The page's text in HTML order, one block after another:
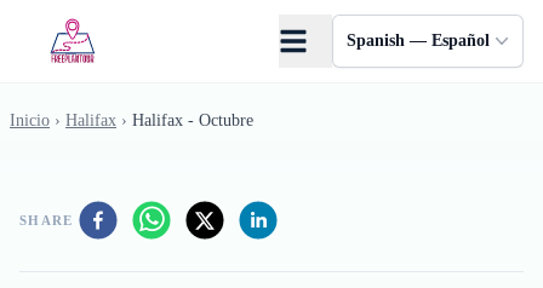
Spanish — Español
Inicio › Halifax › Halifax - Octubre
SHARE